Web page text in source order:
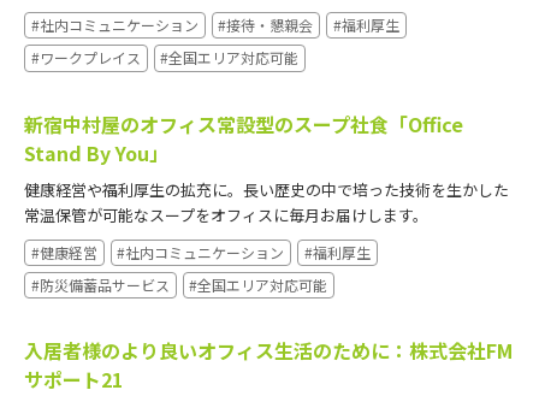
#社内コミュニケーション #接待・懇親会
#福利厚生
#ワークプレイス
#全国エリア対応可能
新宿中村屋のオフィス常設型のスープ社食「Office
Stand By You」
健康経営や福利厚生の拡充に。長い歴史の中で培った技術を生かした
常温保管が可能なスープをオフィスに毎月お届けします。
#健康経営 #社内コミュニケーション
#福利厚生
#防災備蓄品サービス
#全国エリア対応可能
入居者様のより良いオフィス生活のために：株式会社FM
サポート21